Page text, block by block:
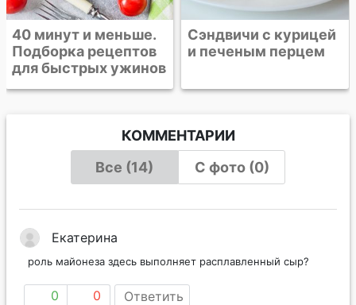
Сэндвичи с курицей
и печеным перцем
КОММЕНТАРИИ
Все (14)
С фото (0)
Екатерина
роль майонеза здесь выполняет расплавленный сыр?
0 0 Ответить